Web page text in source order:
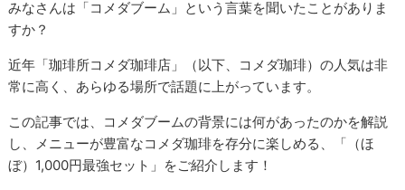
みなさんは「コメダブーム」という言葉を聞いたことがありま
すか？
近年「珈琲所コメダ珈琲店」（以下、コメダ珈琲）の人気は非
常に高く、あらゆる場所で話題に上がっています。
この記事では、コメダブームの背景には何があったのかを解説
し、メニューが豊富なコメダ珈琲を存分に楽しめる、「（ほ
ぼ）1,000円最強セット」をご紹介します！